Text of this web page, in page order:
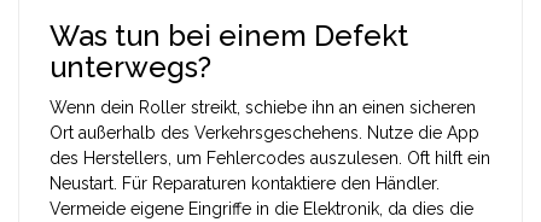
Was tun bei einem Defekt
unterwegs?
Wenn dein Roller streikt, schiebe ihn an einen sicheren
Ort außerhalb des Verkehrsgeschehens. Nutze die App
des Herstellers, um Fehlercodes auszulesen. Oft hilft ein
Neustart. Für Reparaturen kontaktiere den Händler.
Vermeide eigene Eingriffe in die Elektronik, da dies die